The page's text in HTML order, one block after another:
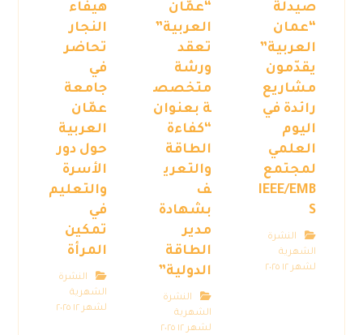
صيدلة
“عمان
العربية”
يقدّمون
مشاريع
رائدة في
اليوم
العلمي
لمجتمع
IEEE/EMB
S
النشرة
الشهرية
لشهر ١٢ ٢٠٢٥
“عمّان
العربية”
تعقد
ورشة
متخصص
ة بعنوان
“كفاءة
الطاقة
والتعري
ف
بشهادة
مدير
الطاقة
الدولية”
النشرة
الشهرية
لشهر ١٢ ٢٠٢٥
هيفاء
النجار
تحاضر
في
جامعة
عمّان
العربية
حول دور
الأسرة
والتعليم
في
تمكين
المرأة
النشرة
الشهرية
لشهر ١٢ ٢٠٢٥